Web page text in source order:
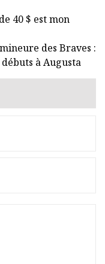
40 $ est mon
des Braves :
à Augusta